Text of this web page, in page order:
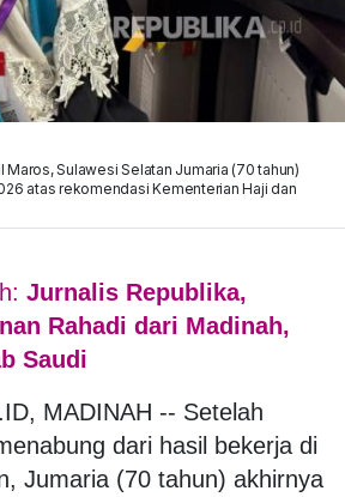
Maros, Sulawesi Selatan Jumaria (70 tahun)
atas rekomendasi Kementerian Haji dan
Jurnalis Republika,
Rahadi dari Madinah,
Saudi
MADINAH -- Setelah
dari hasil bekerja di
Jumaria (70 tahun) akhirnya